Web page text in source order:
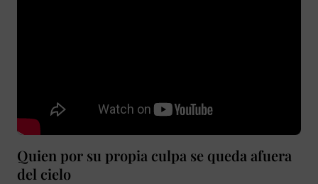
Quien por su propia culpa se queda afuera
del cielo